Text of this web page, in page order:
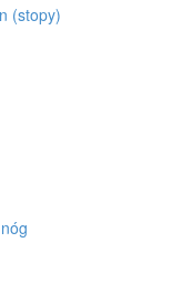
(stopy)